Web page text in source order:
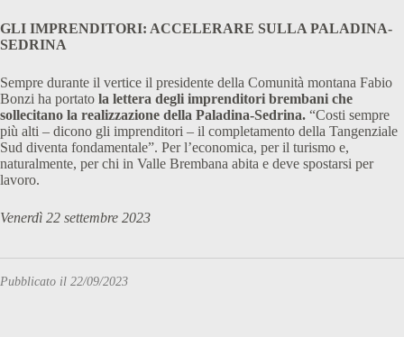
GLI IMPRENDITORI: ACCELERARE SULLA PALADINA-
SEDRINA
Sempre durante il vertice il presidente della Comunità montana Fabio
Bonzi ha portato la lettera degli imprenditori brembani che
sollecitano la realizzazione della Paladina-Sedrina. “Costi sempre
più alti – dicono gli imprenditori – il completamento della Tangenziale
Sud diventa fondamentale”. Per l’economica, per il turismo e,
naturalmente, per chi in Valle Brembana abita e deve spostarsi per
lavoro.
Venerdì 22 settembre 2023
Pubblicato il 22/09/2023